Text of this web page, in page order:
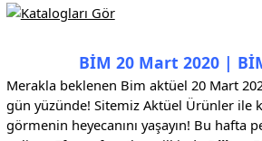
BİM 20 Mart 2020 |
Merakla beklenen Bim aktüel 20 Mart
gün yüzünde! Sitemiz Aktüel Ürünler ile
görmenin heyecanını yaşayın! Bu hafta